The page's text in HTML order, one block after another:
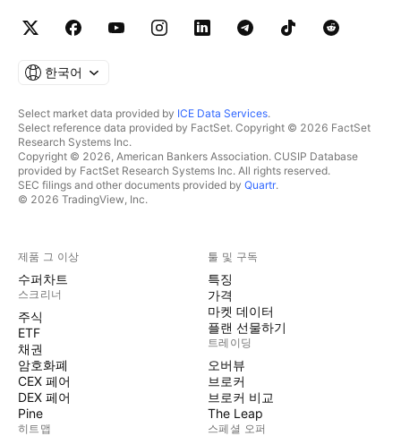
한국어
Select market data provided by ICE Data Services.
Select reference data provided by FactSet. Copyright © 2026 FactSet
Research Systems Inc.
Copyright © 2026, American Bankers Association. CUSIP Database
provided by FactSet Research Systems Inc. All rights reserved.
SEC filings and other documents provided by Quartr.
© 2026 TradingView, Inc.
제품 그 이상
수퍼차트
스크리너
주식
ETF
채권
암호화폐
CEX 페어
DEX 페어
Pine
히트맵
툴 및 구독
특징
가격
마켓 데이터
플랜 선물하기
트레이딩
오버뷰
브로커
브로커 비교
The Leap
스페셜 오퍼